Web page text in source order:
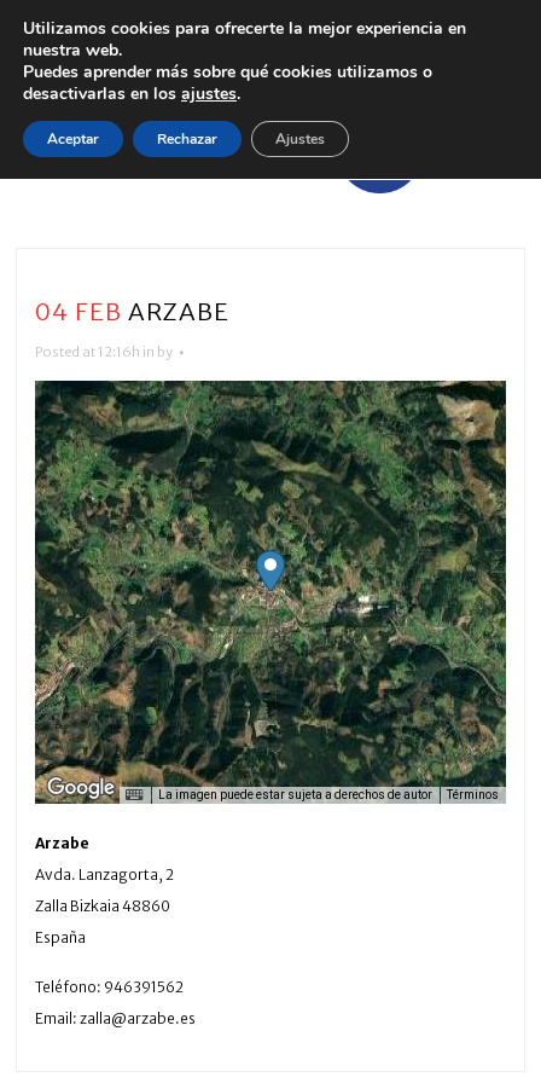
04 FEB ARZABE
Posted at 12:16h in by
La imagen puede estar sujeta a derechos de autor Términos
Arzabe
Avda. Lanzagorta, 2
Zalla Bizkaia48860
España
Teléfono: 946391562
Email:zalla@arzabe.es
Utilizamos cookies para ofrecerte la mejor experiencia en
nuestra web.
Puedes aprender más sobre qué cookies utilizamos o
desactivarlas en los ajustes.
Aceptar Rechazar Ajustes